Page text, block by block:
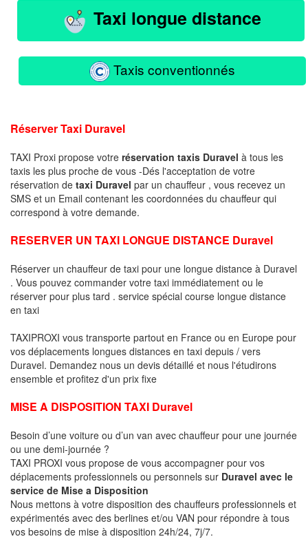
Taxi longue distance
Taxis conventionnés
Réserver Taxi Duravel
TAXI Proxi propose votre réservation taxis Duravel à tous les
taxis les plus proche de vous -Dés l'acceptation de votre
réservation de taxi Duravel par un chauffeur , vous recevez un
SMS et un Email contenant les coordonnées du chauffeur qui
correspond à votre demande.
RESERVER UN TAXI LONGUE DISTANCE Duravel
Réserver un chauffeur de taxi pour une longue distance à Duravel
. Vous pouvez commander votre taxi immédiatement ou le
réserver pour plus tard . service spécial course longue distance
en taxi
TAXIPROXI vous transporte partout en France ou en Europe pour
vos déplacements longues distances en taxi depuis / vers
Duravel. Demandez nous un devis détaillé et nous l'étudirons
ensemble et profitez d'un prix fixe
MISE A DISPOSITION TAXI Duravel
Besoin d’une voiture ou d’un van avec chauffeur pour une journée
ou une demi-journée ?
TAXI PROXI vous propose de vous accompagner pour vos
déplacements professionnels ou personnels sur Duravel avec le
service de Mise a Disposition
Nous mettons à votre disposition des chauffeurs professionnels et
expérimentés avec des berlines et/ou VAN pour répondre à tous
vos besoins de mise à disposition 24h/24, 7j/7.